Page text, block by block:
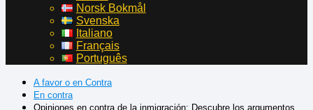
Norsk Bokmål
Svenska
Italiano
Français
Português
A favor o en Contra
En contra
Opiniones en contra de la inmigración: Descubre los argumentos